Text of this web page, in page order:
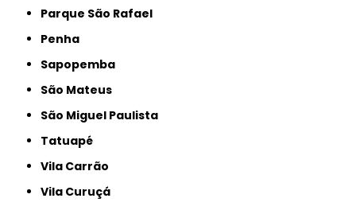
Parque São Rafael
Penha
Sapopemba
São Mateus
São Miguel Paulista
Tatuapé
Vila Carrão
Vila Curuçá